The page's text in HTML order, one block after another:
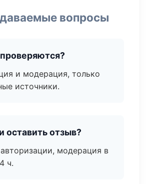
вопросы
и модерация, только
источники.
оставить отзыв?
модерация в
ч.